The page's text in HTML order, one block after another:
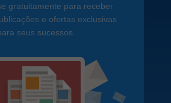
gratuitamente para receber
e ofertas exclusivas
seus sucessos.